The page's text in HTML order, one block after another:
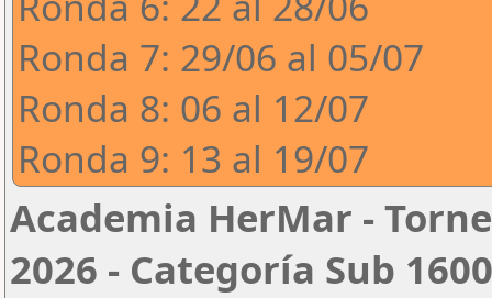
Ronda 7: 29/06 al 05/07
Ronda 8: 06 al 12/07
Ronda 9: 13 al 19/07
Academia HerMar -
2026 - Categoría Sub 1600